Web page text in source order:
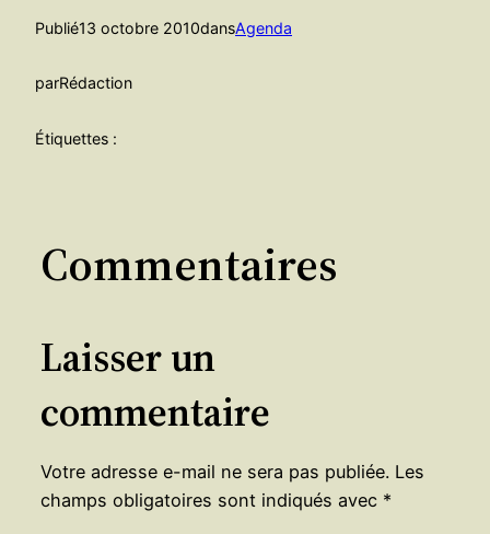
Publié13 octobre 2010dansAgenda
parRédaction
Étiquettes :
Commentaires
Laisser un
commentaire
Votre adresse e-mail ne sera pas publiée. Les
champs obligatoires sont indiqués avec *